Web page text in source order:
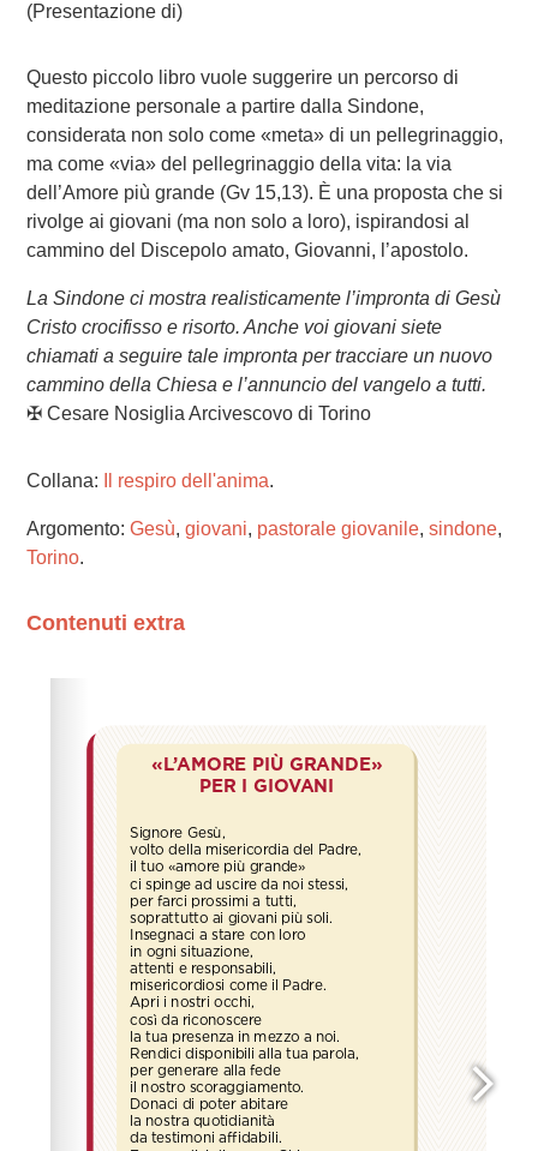
(Presentazione di)
Questo piccolo libro vuole suggerire un percorso di
meditazione personale a partire dalla Sindone,
considerata non solo come «meta» di un pellegrinaggio,
ma come «via» del pellegrinaggio della vita: la via
dell’Amore più grande (Gv 15,13). È una proposta che si
rivolge ai giovani (ma non solo a loro), ispirandosi al
cammino del Discepolo amato, Giovanni, l’apostolo.
La Sindone ci mostra realisticamente l’impronta di Gesù
Cristo crocifisso e risorto. Anche voi giovani siete
chiamati a seguire tale impronta per tracciare un nuovo
cammino della Chiesa e l’annuncio del vangelo a tutti.
✠ Cesare Nosiglia Arcivescovo di Torino
Collana: Il respiro dell'anima.
Argomento: Gesù, giovani, pastorale giovanile, sindone,
Torino.
Contenuti extra
Wordpress Helpdocumentation.